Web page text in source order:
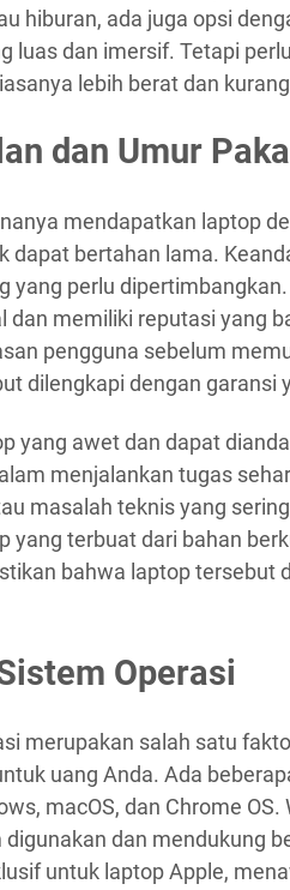
hiburan, ada juga opsi
luas dan imersif. Tetapi
lebih berat dan
dan Umur
mendapatkan laptop
dapat bertahan lama.
yang perlu
dan memiliki reputasi yang
pengguna sebelum
dilengkapi dengan garansi
yang awet dan dapat
menjalankan tugas
masalah teknis yang
yang terbuat dari bahan
bahwa laptop tersebut
Operasi
merupakan salah satu
uang Anda. Ada
macOS, dan Chrome
dan mendukung
untuk laptop Apple,